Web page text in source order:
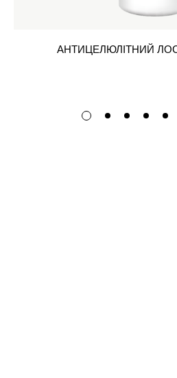
АНТИЦЕЛЮЛІТНИЙ